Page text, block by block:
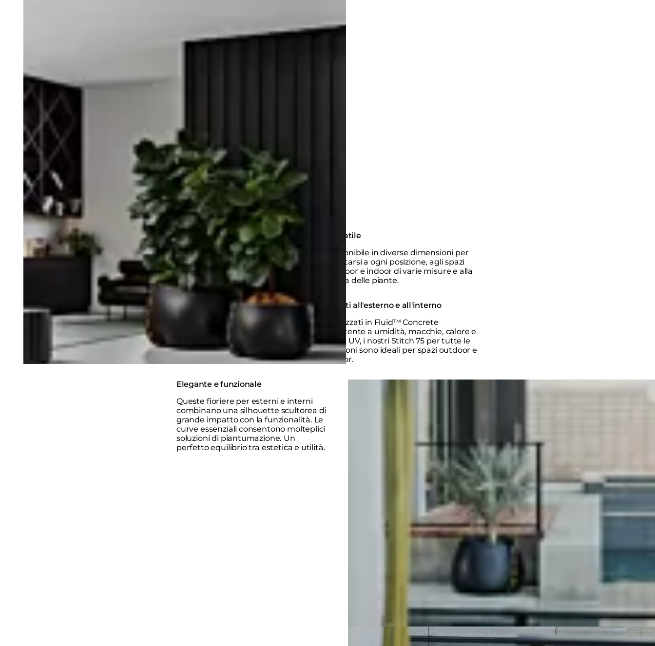
Versatile
Disponibile in diverse dimensioni per
adattarsi a ogni posizione, agli spazi
outdoor e indoor di varie misure e alla
scelta delle piante.
Adatti all'esterno e all'interno
Realizzati in Fluid™ Concrete
resistente a umidità, macchie, calore e
raggi UV, i nostri Stitch 75 per tutte le
stagioni sono ideali per spazi outdoor e
indoor.
Elegante e funzionale
Queste fioriere per esterni e interni
combinano una silhouette scultorea di
grande impatto con la funzionalità. Le
curve essenziali consentono molteplici
soluzioni di piantumazione. Un
perfetto equilibrio tra estetica e utilità.